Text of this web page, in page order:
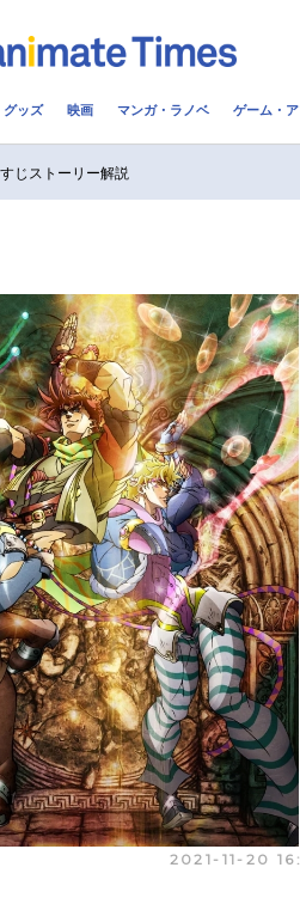
映画一覧
映画一覧
優/女性声優一覧
今期アニ
春アニメ
夏アニメ
FOLLOW US
グッズ 映画 マンガ・ラノベ ゲーム・ア
じストーリー解説
2021-11-20